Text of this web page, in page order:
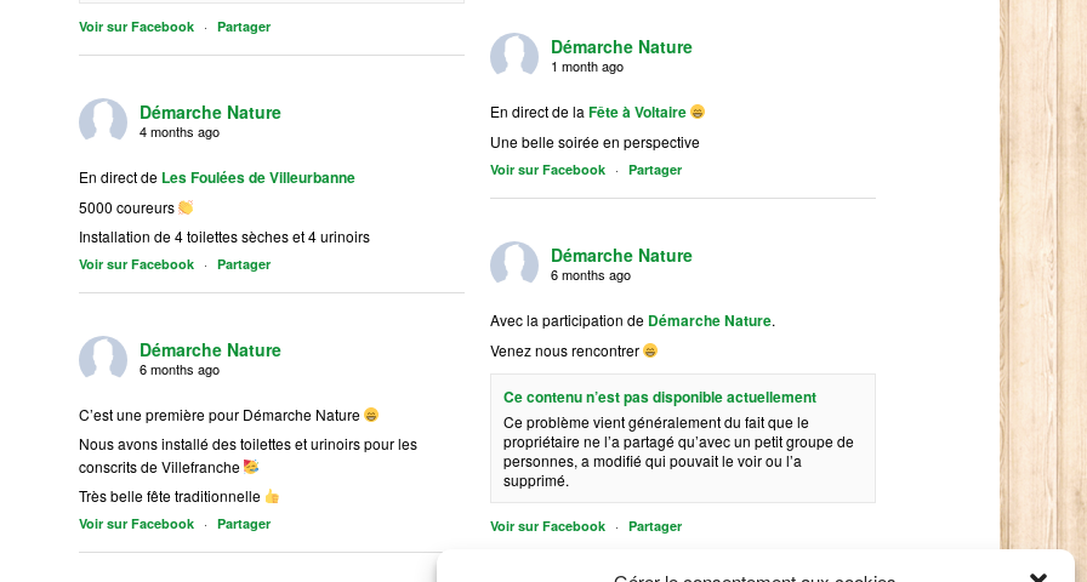
Voir sur Facebook · Partager
Démarche Nature
1 month ago
En direct de la Fête à Voltaire
Une belle soirée en perspective
Voir sur Facebook · Partager
Démarche Nature
4 months ago
En direct de Les Foulées de Villeurbanne
5000 coureurs
Installation de 4 toilettes sèches et 4 urinoirs
Voir sur Facebook · Partager Démarche Nature
6 months ago
Avec la participation de Démarche Nature.
Venez nous rencontrer
Ce contenu n’est pas disponible actuellement
Ce problème vient généralement du fait que le
propriétaire ne l’a partagé qu’avec un petit groupe de
personnes, a modifié qui pouvait le voir ou l’a
supprimé.
Voir sur Facebook · Partager
Démarche Nature
6 months ago
C’est une première pour Démarche Nature
Nous avons installé des toilettes et urinoirs pour les
conscrits de Villefranche
Très belle fête traditionnelle
Voir sur Facebook · Partager